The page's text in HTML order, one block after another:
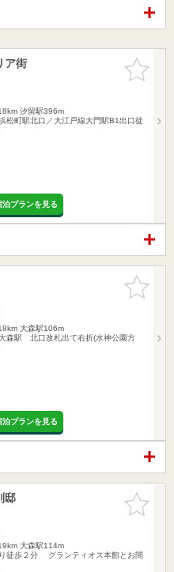
お気に入
りに追加
ア街
汐留駅396m
松町駅北口／大江戸線大門駅B1出口徒
プランを見る
お気に入
りに追加
大森駅106m
森駅 北口改札出て右折(水神公園方
プランを見る
お気に入
りに追加
邸
大森駅114m
り徒歩２分 グランティオス本館とお間